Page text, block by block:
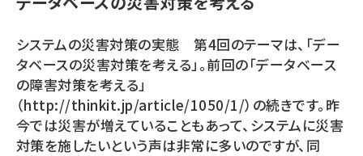
北海道をのんびり旅する晴山佳須夫のヒント集！ (2047)
drupal (1963)
genai (1492)
abc123 (1367)
システムの災害対策の実態 第4回のテーマは、「デー
タベースの災害対策を考える」。前回の「データベース
の障害対策を考える」
（http://thinkit.jp/article/1050/1/）の続きです。昨
今では災害が増えていることもあって、システムに災害
対策を施したいという声は非常に多いのですが、同